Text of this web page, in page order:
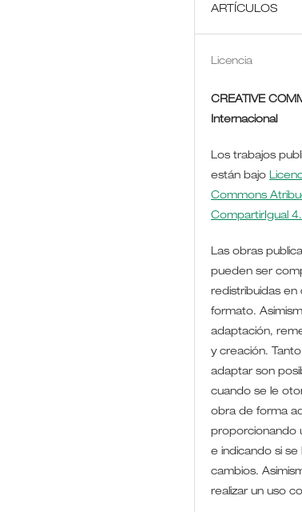
ARTÍCULOS
Licencia
CREATIVE
Internacional
Los trabajos
están bajo
Commons
CompartirIgual
Las obras
pueden ser
redistribuidas en
formato.
adaptación,
y creación.
adaptar son
cuando se le
obra de forma
proporcionando
e indicando si se
cambios.
realizar un uso